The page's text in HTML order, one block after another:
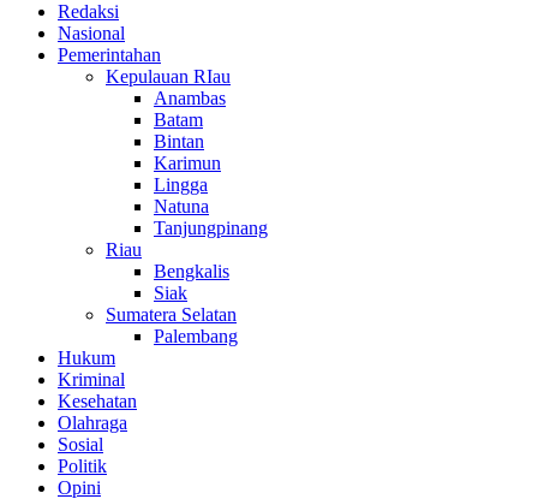
Redaksi
Nasional
Pemerintahan
Kepulauan RIau
Anambas
Batam
Bintan
Karimun
Lingga
Natuna
Tanjungpinang
Riau
Bengkalis
Siak
Sumatera Selatan
Palembang
Hukum
Kriminal
Kesehatan
Olahraga
Sosial
Politik
Opini